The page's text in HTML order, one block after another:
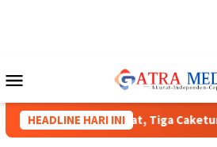
Mobile
HEADLINE HARI INI
XVIII Menguat, Tiga Caketum